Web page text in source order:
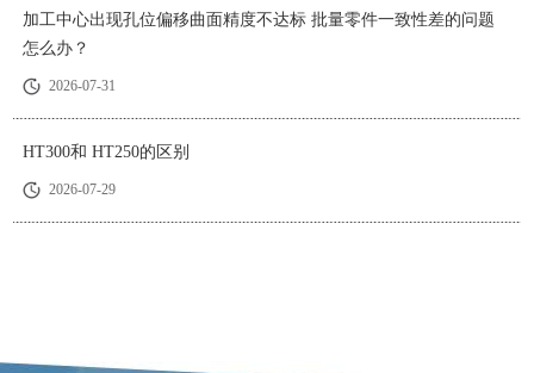
加工中心出现孔位偏移曲面精度不达标 批量零件一致性差的问题
怎么办？
2026-07-31
HT300和 HT250的区别
2026-07-29